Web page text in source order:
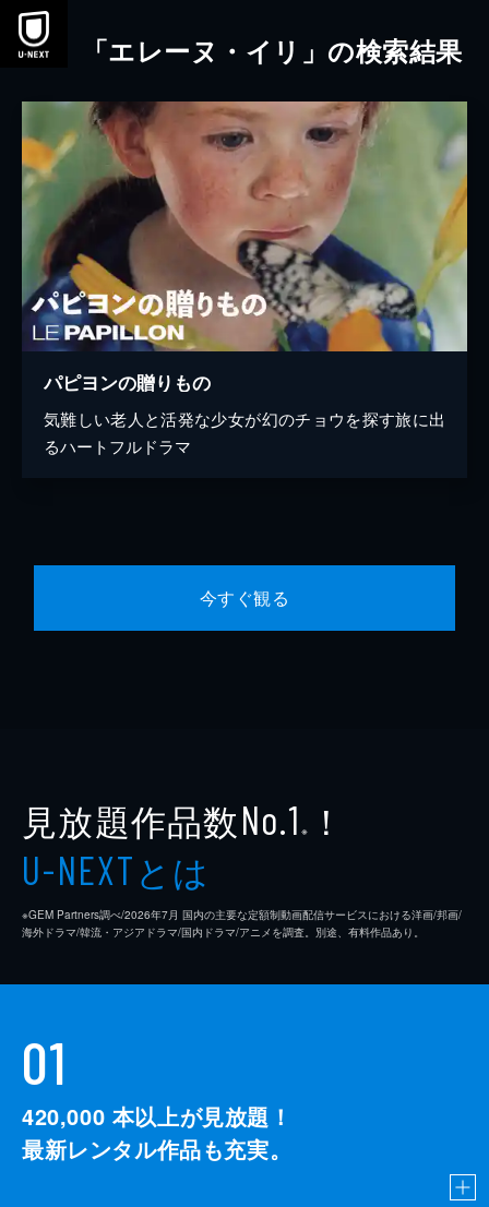
本文へスキップ
「エレーヌ・イリ」の検索結果
パピヨンの贈りもの
気難しい老人と活発な少女が幻のチョウを探す旅に出
るハートフルドラマ
今すぐ観る
見放題作品数No.1 ※ ！
U-NEXTとは
※GEM Partners調べ/2026年7⽉ 国内の主要な定額制動画配信サービスにおける洋画/邦画/
海外ドラマ/韓流・アジアドラマ/国内ドラマ/アニメを調査。別途、有料作品あり。
01
420,000 本以上が見放題！
最新レンタル作品も充実。